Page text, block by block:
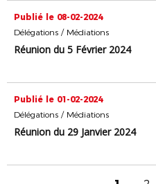
Publié le 08-02-2024
Délégations / Médiations
Réunion du 5 Février 2024
Publié le 01-02-2024
Délégations / Médiations
Réunion du 29 Janvier 2024